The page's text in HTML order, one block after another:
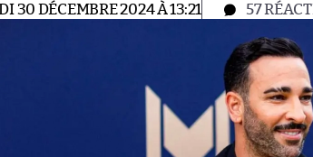
30 DÉCEMBRE 2024 À 13:21 57